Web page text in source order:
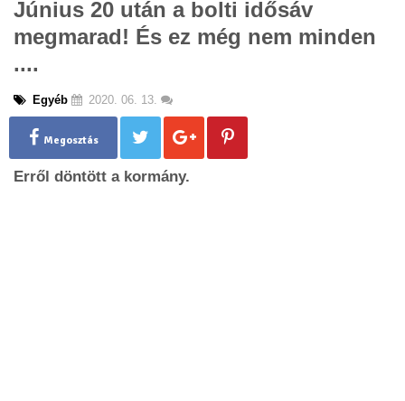
l
Június 20 után a bolti idősáv
megmarad! És ez még nem minden
....
Egyéb 2020. 06. 13.
Megosztás
Erről döntött a kormány.